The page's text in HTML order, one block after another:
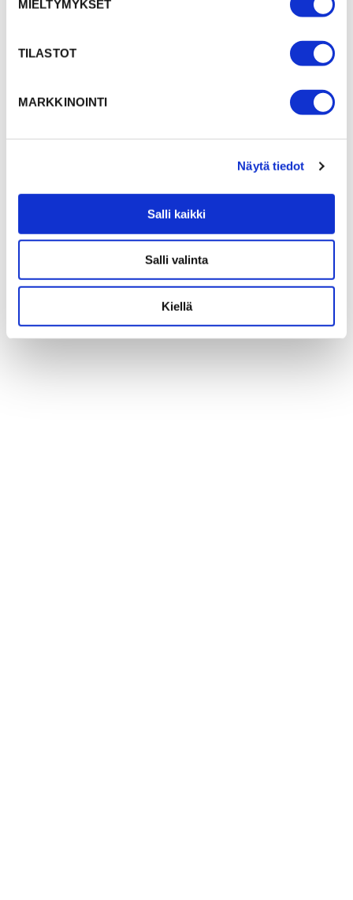
MIELTYMYKSET
TILASTOT
MARKKINOINTI
Näytä tiedot
Salli kaikki
Salli valinta
Kiellä